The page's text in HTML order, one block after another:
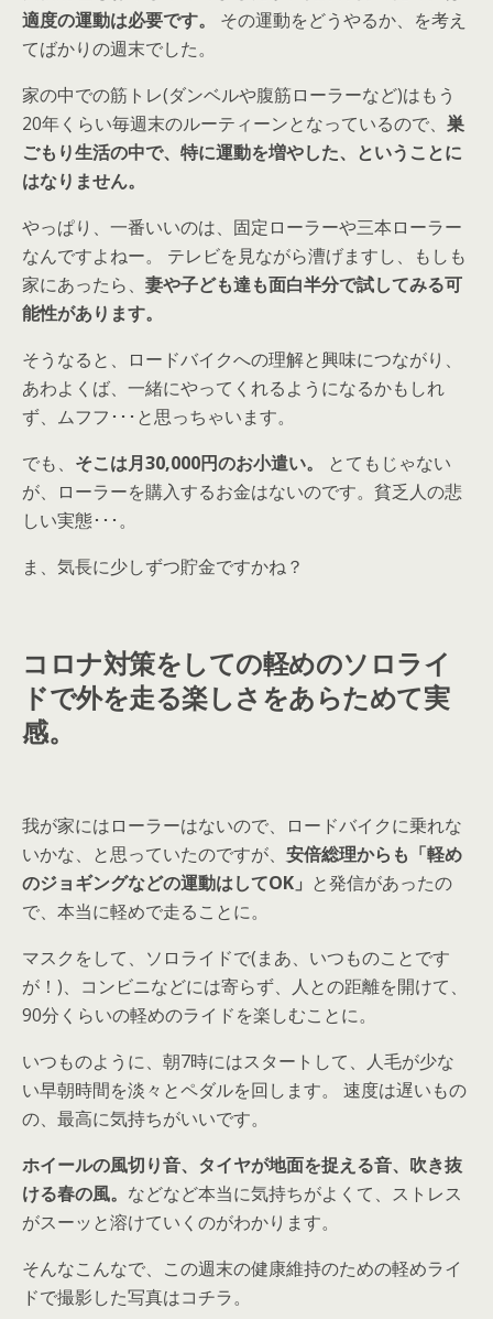
適度の運動は必要です。
その運動をどうやるか、を考え
てばかりの週末でした。
家の中での筋トレ(ダンベルや腹筋ローラーなど)はもう
20年くらい毎週末のルーティーンとなっているので、 巣
ごもり生活の中で、特に運動を増やした、ということに
はなりません。
やっぱり、一番いいのは、固定ローラーや三本ローラー
なんですよねー。 テレビを見ながら漕げますし、もしも
家にあったら、 妻や子ども達も面白半分で試してみる可
能性があります。
そうなると、ロードバイクへの理解と興味につながり、
あわよくば、一緒にやってくれるようになるかもしれ
ず、ムフフ･･･と思っちゃいます。
でも、 そこは月30,000円のお小遣い。
とてもじゃない
が、ローラーを購入するお金はないのです。貧乏人の悲
しい実態･･･。
ま、気長に少しずつ貯金ですかね？
コロナ対策をしての軽めのソロライ
ドで外を走る楽しさをあらためて実
感。
我が家にはローラーはないので、ロードバイクに乗れな
いかな、と思っていたのですが、 安倍総理からも「軽め
のジョギングなどの運動はしてOK」 と発信があったの
で、本当に軽めで走ることに。
マスクをして、ソロライドで(まあ、いつものことです
が！)、コンビニなどには寄らず、人との距離を開けて、
90分くらいの軽めのライドを楽しむことに。
いつものように、朝7時にはスタートして、人毛が少な
い早朝時間を淡々とペダルを回します。 速度は遅いもの
の、最高に気持ちがいいです。
ホイールの風切り音、タイヤが地面を捉える音、吹き抜
ける春の風。 などなど本当に気持ちがよくて、ストレス
がスーッと溶けていくのがわかります。
そんなこんなで、この週末の健康維持のための軽めライ
ドで撮影した写真はコチラ。